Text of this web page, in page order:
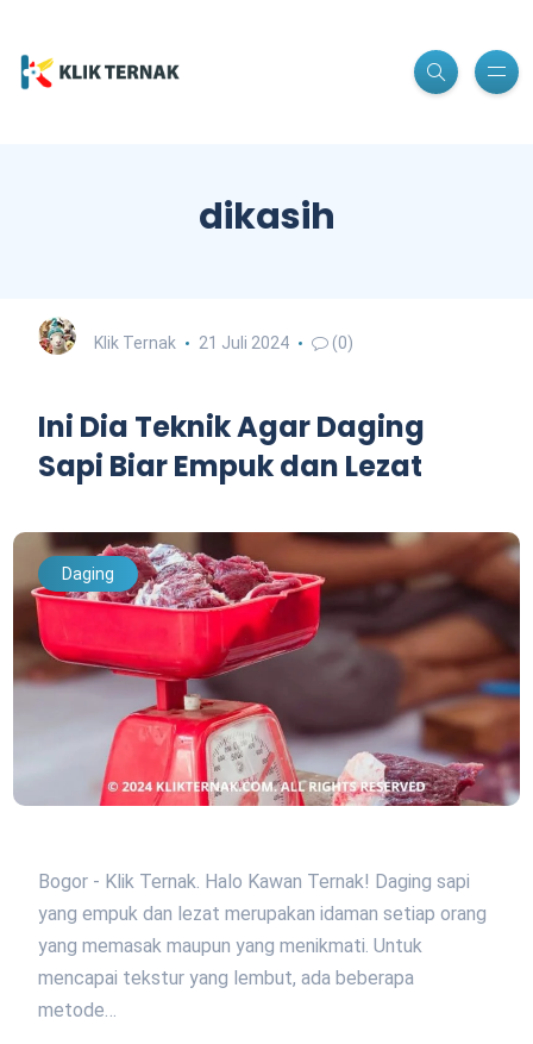
dikasih
Klik Ternak 21 Juli 2024 (0)
Ini Dia Teknik Agar Daging
Sapi Biar Empuk dan Lezat
Daging
Bogor - Klik Ternak. Halo Kawan Ternak! Daging sapi
yang empuk dan lezat merupakan idaman setiap orang
yang memasak maupun yang menikmati. Untuk
mencapai tekstur yang lembut, ada beberapa
metode…